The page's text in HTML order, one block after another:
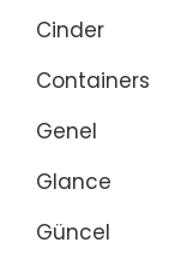
Cinder
Containers
Genel
Glance
Güncel